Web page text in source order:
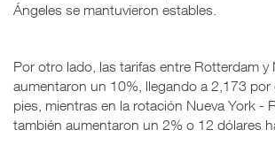
Ángeles se mantuvieron estables.
Por otro lado, las tarifas entre Rotterdam y
aumentaron un 10%, llegando a 2,173
pies, mientras en la rotación Nueva York -
también aumentaron un 2% o 12 dólares